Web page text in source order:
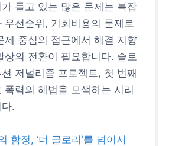
들고 있는 많은 문제는 복잡
우선순위, 기회비용의 문제로
제 중심의 접근에서 해결 지향
상의 전환이 필요합니다. 슬로
저널리즘 프로젝트, 첫 번째
폭력의 해법을 모색하는 시리
.
함정, ‘더 글로리’를 넘어서